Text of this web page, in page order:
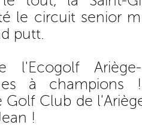
le circuit senior
putt.
l'Ecogolf
à
Golf Club de
!